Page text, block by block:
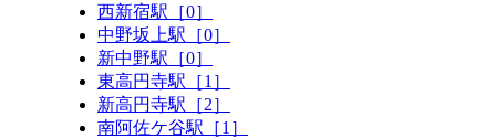
西新宿駅［0］
中野坂上駅［0］
新中野駅［0］
東高円寺駅［1］
新高円寺駅［2］
南阿佐ケ谷駅［1］